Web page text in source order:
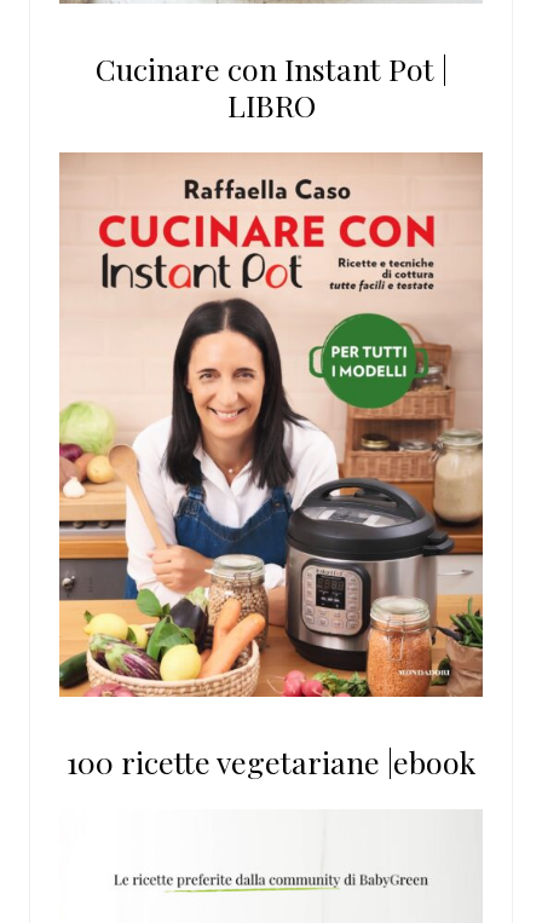
Cucinare con Instant Pot |
LIBRO
100 ricette vegetariane |ebook